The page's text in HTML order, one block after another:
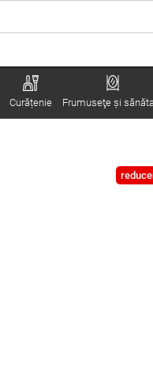
Curățenie Frumuseţe şi